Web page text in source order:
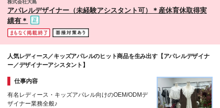
株式会社大島
アパレルデザイナー（未経験アシスタント可）＊産休育休取得実
績有＊
人気レディース／キッズアパレルのヒット商品を生み出す【アパレルデザイナ
ー／デザイナーアシスタント】
仕事内容
有名レディース・キッズアパレル向けのOEM/ODMデ
ザイナー業務全般♪